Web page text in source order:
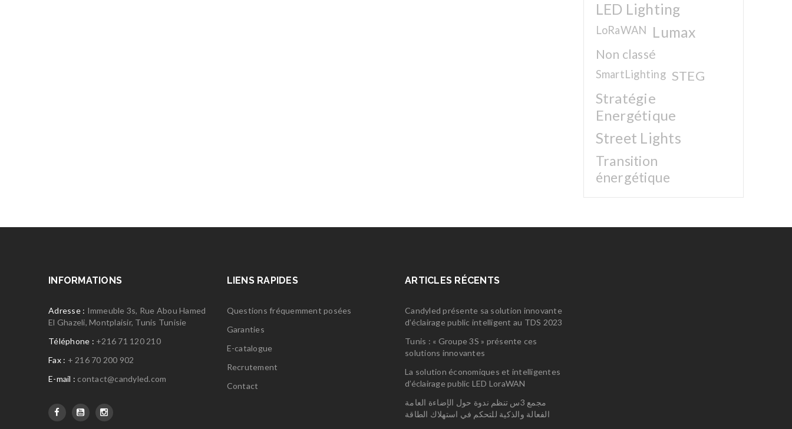
LED Lighting
LoRaWAN Lumax
Non classé
SmartLighting STEG
Stratégie
Energétique
Street Lights
Transition
énergétique
INFORMATIONS
Adresse : Immeuble 3s, Rue Abou Hamed
El Ghazeli, Montplaisir, Tunis Tunisie
Téléphone : +216 71 120 210
Fax : + 216 70 200 902
E-mail : contact@candyled.com
LIENS RAPIDES
Questions fréquemment posées
Garanties
E-catalogue
Recrutement
Contact
ARTICLES RÉCENTS
Candyled présente sa solution innovante
d’éclairage public intelligent au TDS 2023
Tunis : « Groupe 3S » présente ces
solutions innovantes
La solution économiques et intelligentes
d’éclairage public LED LoraWAN
مجمع 3س تنظم ندوة حول الإضاءة العامة
الفعالة والذكية للتحكم في استهلاك الطاقة